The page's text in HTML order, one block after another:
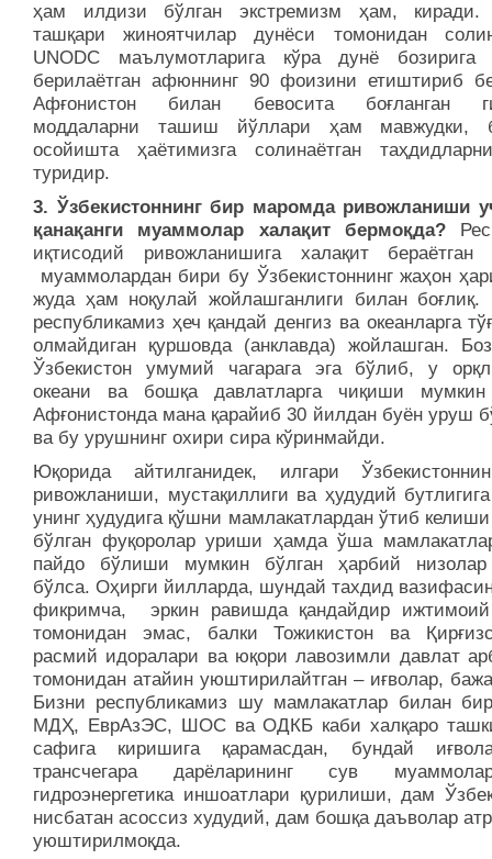
ҳам илдизи бўлган экстремизм ҳам, киради.
ташқари жиноятчилар дунёси томонидан
UNODC маълумотларига кўра дунё бозирига
берилаётган афюннинг 90 фоизини етиштириб
Афғонистон билан бевосита боғланган
моддаларни ташиш йўллари ҳам мавжудки,
осойишта ҳаётимизга солинаётган
туридир.
3. Ўзбекистоннинг бир маромда ривожланиши
қанақанги муаммолар халақит бермоқда?
иқтисодий ривожланишига халақит бераётган
муаммолардан бири бу Ўзбекистоннинг жаҳон
жуда ҳам ноқулай жойлашганлиги билан боғлиқ.
республикамиз ҳеч қандай денгиз ва океанларга
олмайдиган қуршовда (анклавда) жойлашган.
Ўзбекистон умумий чагарага эга бўлиб, у
океани ва бошқа давлатларга чиқиши мумкин
Афғонистонда мана қарайиб 30 йилдан буён уруш
ва бу урушнинг охири сира кўринмайди.
Юқорида айтилганидек, илгари
ривожланиши, мустақиллиги ва ҳудудий
унинг ҳудудига қўшни мамлакатлардан ўтиб
бўлган фуқоролар уриши ҳамда ўша
пайдо бўлиши мумкин бўлган ҳарбий низолар
бўлса. Оҳирги йилларда, шундай тахдид
фикримча, эркин равишда қандайдир ижтимоий
томонидан эмас, балки Тожикистон ва
расмий идоралари ва юқори лавозимли давлат
томонидан атайин уюштирилайтган – иғволар,
Бизни республикамиз шу мамлакатлар билан
МДҲ, ЕврАзЭС, ШОС ва ОДКБ каби халқаро
сафига киришига қарамасдан, бундай
трансчегара дарёларининг сув
гидроэнергетика иншоатлари қурилиши, дам
нисбатан асоссиз худудий, дам бошқа даъволар
уюштирилмоқда.